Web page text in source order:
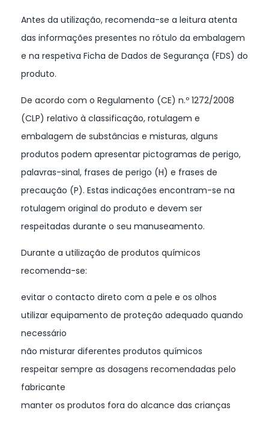
Antes da utilização, recomenda-se a leitura atenta
das informações presentes no rótulo da embalagem
e na respetiva Ficha de Dados de Segurança (FDS) do
produto.
De acordo com o Regulamento (CE) n.º 1272/2008
(CLP) relativo à classificação, rotulagem e
embalagem de substâncias e misturas, alguns
produtos podem apresentar pictogramas de perigo,
palavras-sinal, frases de perigo (H) e frases de
precaução (P). Estas indicações encontram-se na
rotulagem original do produto e devem ser
respeitadas durante o seu manuseamento.
Durante a utilização de produtos químicos
recomenda-se:
evitar o contacto direto com a pele e os olhos
utilizar equipamento de proteção adequado quando
necessário
não misturar diferentes produtos químicos
respeitar sempre as dosagens recomendadas pelo
fabricante
manter os produtos fora do alcance das crianças